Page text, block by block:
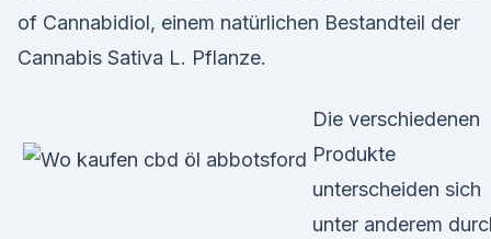
of Cannabidiol, einem natürlichen Bestandteil der
Cannabis Sativa L. Pflanze.
Die verschiedenen
Produkte
unterscheiden sich
unter anderem